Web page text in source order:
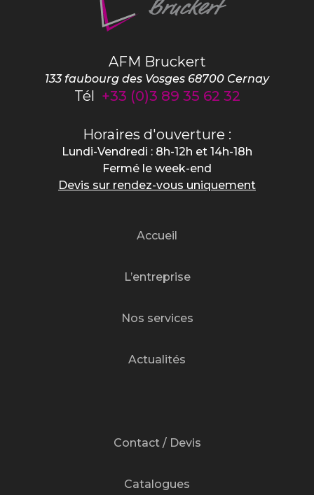
AFM Bruckert
133 faubourg des Vosges 68700 Cernay
Tél +33 (0)3 89 35 62 32
Horaires d'ouverture :
Lundi-Vendredi : 8h-12h et 14h-18h
Fermé le week-end
Devis sur rendez-vous uniquement
Accueil
L’entreprise
Nos services
Actualités
Contact / Devis
Catalogues